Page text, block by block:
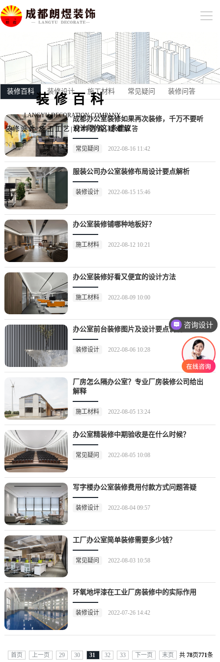
装修百科
LANGYU DECORATION COMPANY
装修设计|施工工艺|材料选购|疑难解答
装修百科 装修设计 施工材料 常见疑问 装修问答
成都办公室装修如果再次装修，千万不要听
设计师的这3条建议
常见疑问 2022-08-16 11:42
服装公司办公室装修布局设计要点解析
装修设计 2022-08-15 15:46
​办公室装修铺哪种地板好？
施工材料 2022-08-12 10:21
办公室装修好看又便宜的设计方法
施工材料 2022-08-09 10:00
办公室前台装修图片及设计要点说明
装修设计 2022-08-06 10:28
厂房怎么隔办公室？专业厂房装修公司给出
解释
施工材料 2022-08-05 13:24
办公室精装修中期验收是在什么时候？
常见疑问 2022-08-05 10:08
写字楼办公室装修费用付款方式问题答疑
装修设计 2022-08-04 09:57
工厂办公室简单装修需要多少钱？
常见疑问 2022-08-03 10:58
环氧地坪漆在工业厂房装修中的实际作用
装修设计 2022-07-26 14:42
首页 上一页 29 30 31 32 33 下一页 末页 共 78页771条
咨询设计